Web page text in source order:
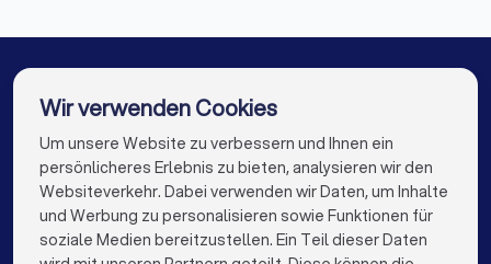
Finanzberater in Bremen
Finanzberater in Dresden
Finanzberater in Hannover
Finanzberater in Leipzig
Finanzberater in Duisburg
Finanzberater in Bochum
Die besten Finanzberater für Sie
info@trustlocal.de
Wir verwenden Cookies
Um unsere Website zu verbessern und Ihnen ein
persönlicheres Erlebnis zu bieten, analysieren wir den
Websiteverkehr. Dabei verwenden wir Daten, um Inhalte
und Werbung zu personalisieren sowie Funktionen für
soziale Medien bereitzustellen. Ein Teil dieser Daten